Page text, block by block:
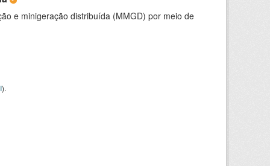
e minigeração distribuída (MMGD) por meio de
).